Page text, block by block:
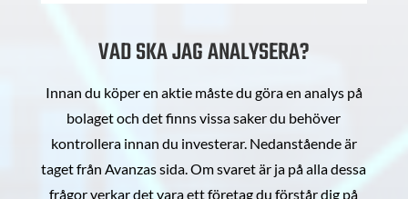
VAD SKA JAG ANALYSERA?
Innan du köper en aktie måste du göra en analys på
bolaget och det finns vissa saker du behöver
kontrollera innan du investerar. Nedanstående är
taget från Avanzas sida. Om svaret är ja på alla dessa
frågor verkar det vara ett företag du förstår dig på